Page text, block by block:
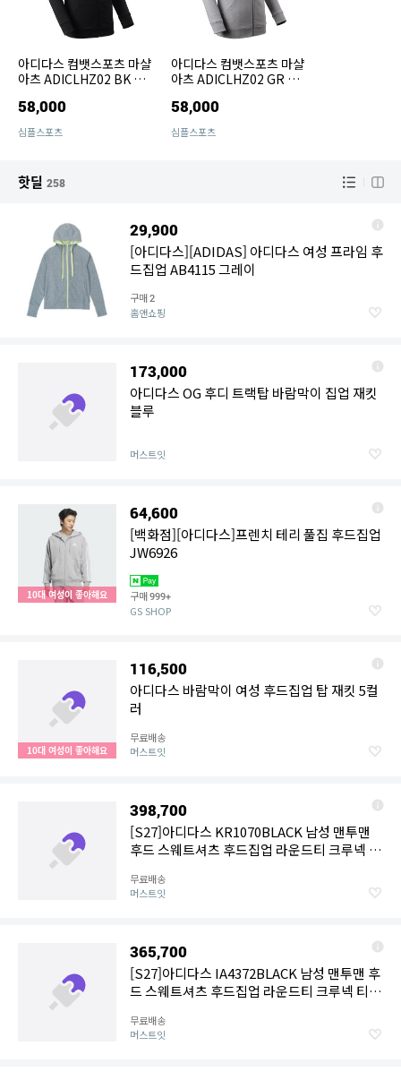
아디다스 컴뱃스포츠 마샬
아츠 ADICLHZ02 BK 트
58,000
심플스포츠
아디다스 컴뱃스포츠 마샬
아츠 ADICLHZ02 GR 트
58,000
심플스포츠
핫딜 258
29,900
[아디다스][ADIDAS] 아디다스 여성 프라임 후
드집업 AB4115 그레이
구매2
홈앤쇼핑
173,000
아디다스 OG 후디 트랙탑 바람막이 집업 재킷
블루
머스트잇
10대 여성이 좋아해요
64,600
[백화점][아디다스]프렌치 테리 풀집 후드집업
JW6926
구매999+
GS SHOP
10대 여성이 좋아해요
116,500
아디다스 바람막이 여성 후드집업 탑 재킷 5컬
러
무료배송
머스트잇
398,700
[S27]아디다스 KR1070BLACK 남성 맨투맨
후드 스웨트셔츠 후드집업 라운드티 크루넥 티
SWEATSHIRT
무료배송
머스트잇
365,700
[S27]아디다스 IA4372BLACK 남성 맨투맨 후
드 스웨트셔츠 후드집업 라운드티 크루넥 티셔
무료배송
머스트잇